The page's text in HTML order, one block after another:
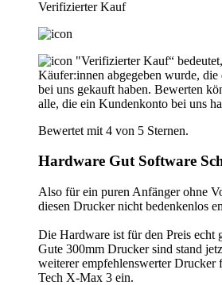
Verifizierter Kauf
"Verifizierter Kauf“
Käufer:innen abgegeben wurde, die
bei uns gekauft haben. Bewerten
alle, die ein Kundenkonto bei uns
Bewertet mit 4 von 5 Sternen.
Hardware Gut Software
Also für ein puren Anfänger ohne
diesen Drucker nicht bedenkenlos
Die Hardware ist für den Preis echt
Gute 300mm Drucker sind stand
weiterer empfehlenswerter
Tech X-Max 3 ein.